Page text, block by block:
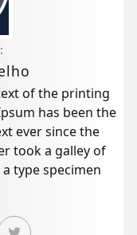
of the printing
has been the
ever since the
took a galley of
type specimen